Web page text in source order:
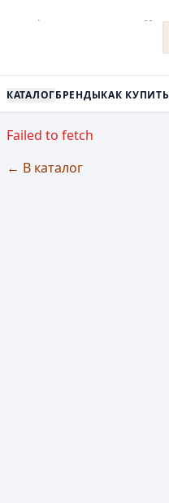
КАТАЛОГБРЕНДЫКАК КУПИТЬ
Failed to fetch
← В каталог